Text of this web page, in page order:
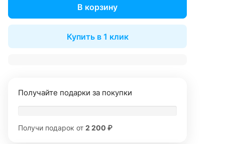
В корзину
Купить в 1 клик
Получайте подарки за покупки
Получи подарок от 2 200 ₽